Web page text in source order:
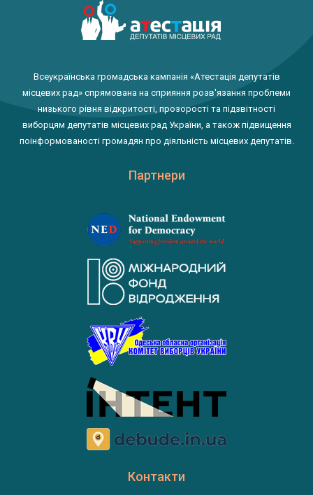
Всеукраїнська громадська кампанія «Атестація депутатів
місцевих рад» спрямована на сприяння розв'язання проблеми
низького рівня відкритості, прозорості та підзвітності
виборцям депутатів місцевих рад України, а також підвищення
поінформованості громадян про діяльність місцевих депутатів.
Партнери
Контакти